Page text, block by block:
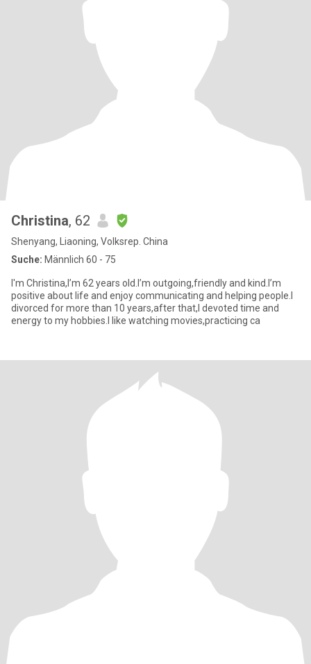
Christina, 62
Shenyang, Liaoning, Volksrep. China
Suche: Männlich 60 - 75
I'm Christina,I’m 62 years old.I’m outgoing,friendly and kind.I’m
positive about life and enjoy communicating and helping people.I
divorced for more than 10 years,after that,I devoted time and
energy to my hobbies.I like watching movies,practicing ca